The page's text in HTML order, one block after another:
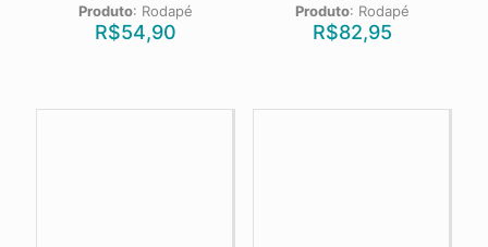
Produto: Rodapé
R$54,90
Produto: Rodapé
R$82,95